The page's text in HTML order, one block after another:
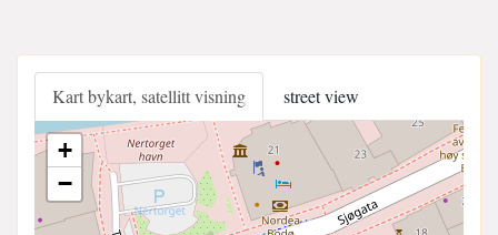
Kart bykart, satellitt visning street view
+
−